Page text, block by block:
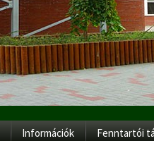
Információk
Fenntartói